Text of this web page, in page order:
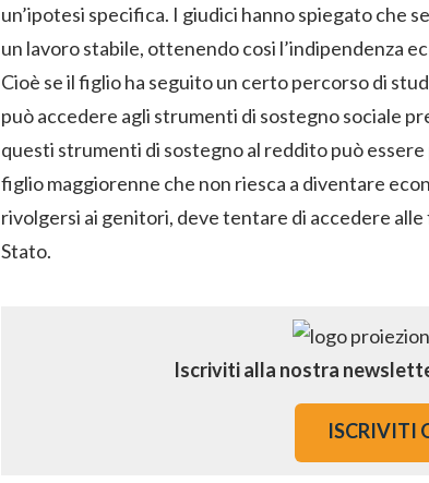
un’ipotesi specifica. I giudici hanno spiegato che
un lavoro stabile, ottenendo cosi l’indipendenza
Cioè se il figlio ha seguito un certo percorso di
può accedere agli strumenti di sostegno sociale
questi strumenti di sostegno al reddito può
figlio maggiorenne che non riesca a diventare
rivolgersi ai genitori, deve tentare di accedere
Stato.
Iscriviti alla nostra
ISCRIVITI